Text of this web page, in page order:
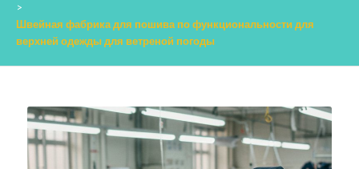
>
Швейная фабрика для пошива по функциональности для
верхней одежды для ветреной погоды